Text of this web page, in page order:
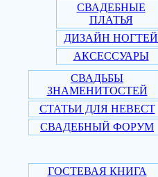
СВАДЕБНЫЕ
ПЛАТЬЯ
ДИЗАЙН НОГТЕЙ
АКСЕССУАРЫ
СВАДЬБЫ
ЗНАМЕНИТОСТЕЙ
СТАТЬИ ДЛЯ НЕВЕСТ
СВАДЕБНЫЙ ФОРУМ
ГОСТЕВАЯ КНИГА